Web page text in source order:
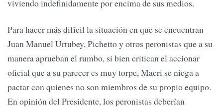
viviendo indefinidamente por encima de sus medios.
Para hacer más difícil la situación en que se encuentran
Juan Manuel Urtubey, Pichetto y otros peronistas que a su
manera aprueban el rumbo, si bien critican el accionar
oficial que a su parecer es muy torpe, Macri se niega a
pactar con quienes no son miembros de su propio equipo.
En opinión del Presidente, los peronistas deberían